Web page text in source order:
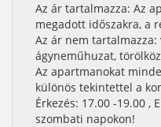
Az ár tartalmazza: Az
megadott időszakra, a
Az ár nem
ágyneműhuzat,
Az apartmanokat
különös tekintettel a
Érkezés: 17.00 -19.00 ,
szombati napokon!